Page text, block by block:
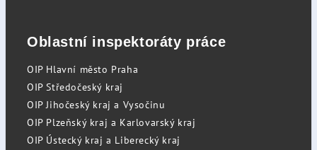
Oblastní inspektoráty práce
OIP Hlavní město Praha
OIP Středočeský kraj
OIP Jihočeský kraj a Vysočinu
OIP Plzeňský kraj a Karlovarský kraj
OIP Ústecký kraj a Liberecký kraj